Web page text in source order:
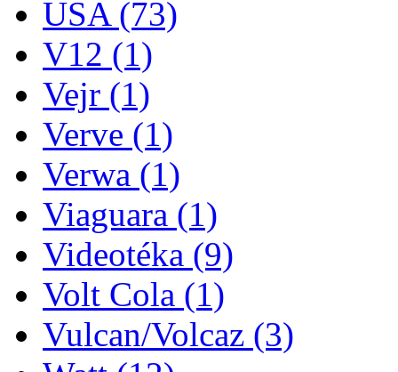
USA (73)
V12 (1)
Vejr (1)
Verve (1)
Verwa (1)
Viaguara (1)
Videotéka (9)
Volt Cola (1)
Vulcan/Volcaz (3)